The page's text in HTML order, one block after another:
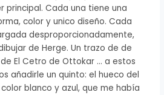
principal. Cada una tiene una
color yunico diseño. Cada
desproporcionadamente,
deHerge. Un trazo de de
El Cetro deOttokar … a estos
añadirle un quinto: el hueco del
blanco y azul, que me había